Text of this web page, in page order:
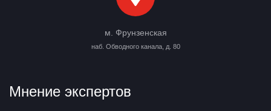
м. Фрунзенская
наб. Обводного канала, д. 80
Мнение экспертов